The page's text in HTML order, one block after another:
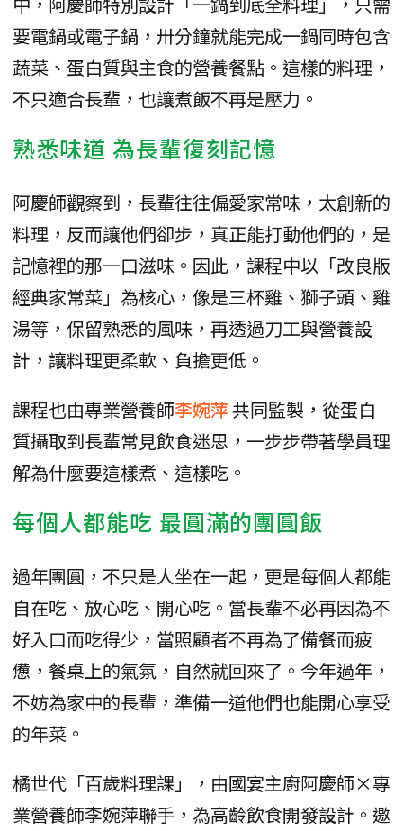
要電鍋或電子鍋，卅分鐘就能完成一鍋同時包含
蔬菜、蛋白質與主食的營養餐點。這樣的料理，
不只適合長輩，也讓煮飯不再是壓力。
熟悉味道 為長輩復刻記憶
阿慶師觀察到，長輩往往偏愛家常味，太創新的
料理，反而讓他們卻步，真正能打動他們的，是
記憶裡的那一口滋味。因此，課程中以「改良版
經典家常菜」為核心，像是三杯雞、獅子頭、雞
湯等，保留熟悉的風味，再透過刀工與營養設
計，讓料理更柔軟、負擔更低。
課程也由專業營養師李婉萍共同監製，從蛋白
質攝取到長輩常見飲食迷思，一步步帶著學員理
解為什麼要這樣煮、這樣吃。
每個人都能吃 最圓滿的團圓飯
過年團圓，不只是人坐在一起，更是每個人都能
自在吃、放心吃、開心吃。當長輩不必再因為不
好入口而吃得少，當照顧者不再為了備餐而疲
憊，餐桌上的氣氛，自然就回來了。今年過年，
不妨為家中的長輩，準備一道他們也能開心享受
的年菜。
橘世代「百歲料理課」，由國宴主廚阿慶師×專
業營養師李婉萍聯手，為高齡飲食開發設計。邀